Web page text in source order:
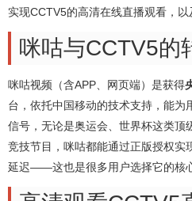
实现CCTV5的高清在线直播观看，以
咪咕与CCTV5的
咪咕视频（含APP、网页端）是获得
台，依托中国移动的技术支持，能为
信号，无论是奥运会、世界杯这类顶
竞技节目，咪咕都能通过正版授权实
延迟——这也是很多用户选择它的核